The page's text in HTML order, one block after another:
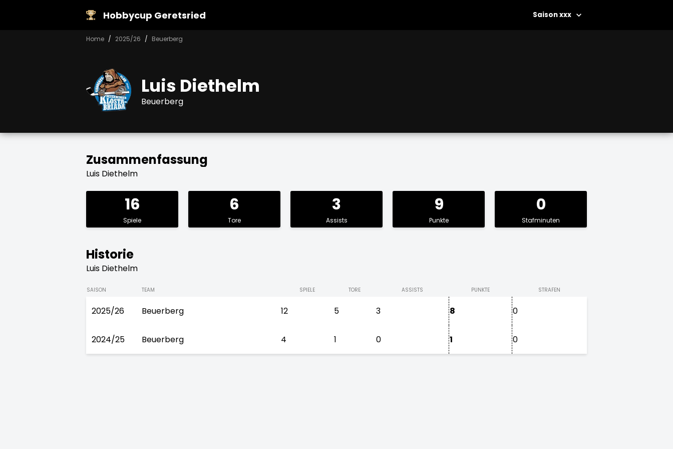
Hobbycup Geretsried xxx
Home 2025/26 Beuerberg
Luis Diethelm
Beuerberg
Zusammenfassung
Luis Diethelm
16
Spiele
6
Tore
3
Assists
9
Punkte
0
Stafminuten
Historie
Luis Diethelm
SAISON TEAM SPIELE TORE ASSISTS PUNKTE STRAFEN
2025/26 Beuerberg 12 5 3 8 0
2024/25 Beuerberg 4 1 0 1 0